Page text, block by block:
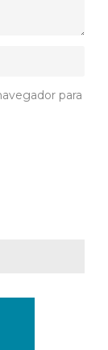
para